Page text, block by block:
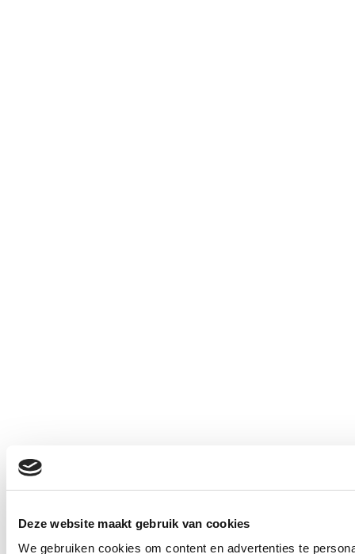
Deze website maakt gebruik van cookies
We gebruiken cookies om content en advertenties te